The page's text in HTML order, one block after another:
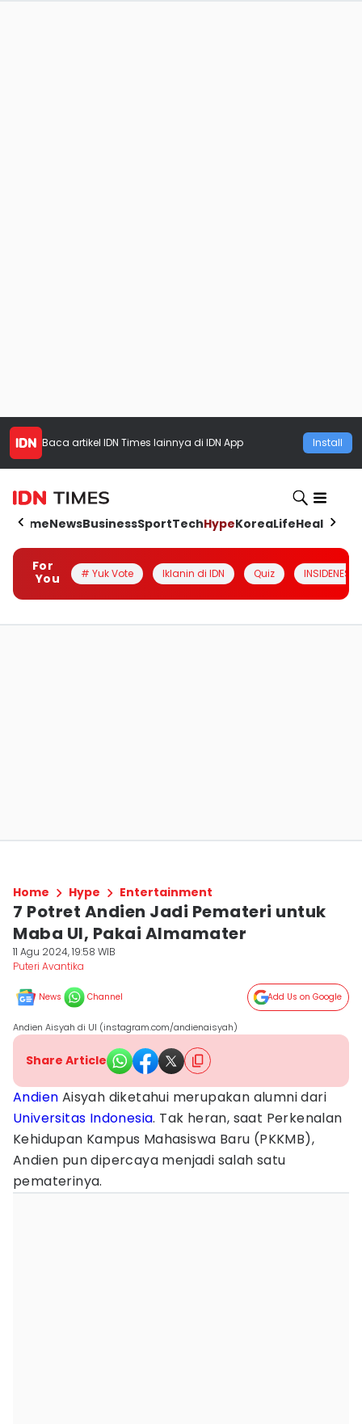
Baca artikel IDN Times lainnya di IDN App Install
HomeNewsBusinessSportTechHypeKoreaLifeHealth
For
You
# Yuk Vote Iklanin di IDN Quiz INSIDENESIA
Home Hype Entertainment
7 Potret Andien Jadi Pemateri untuk
Maba UI, Pakai Almamater
11 Agu 2024, 19:58 WIB
Puteri Avantika
News Channel Add Us on Google
Andien Aisyah di UI (instagram.com/andienaisyah)
Share Article
Andien Aisyah diketahui merupakan alumni dari
Universitas Indonesia. Tak heran, saat Perkenalan
Kehidupan Kampus Mahasiswa Baru (PKKMB),
Andien pun dipercaya menjadi salah satu
pematerinya.